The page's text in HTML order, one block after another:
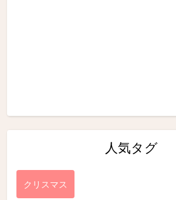
人気タグ
クリスマス